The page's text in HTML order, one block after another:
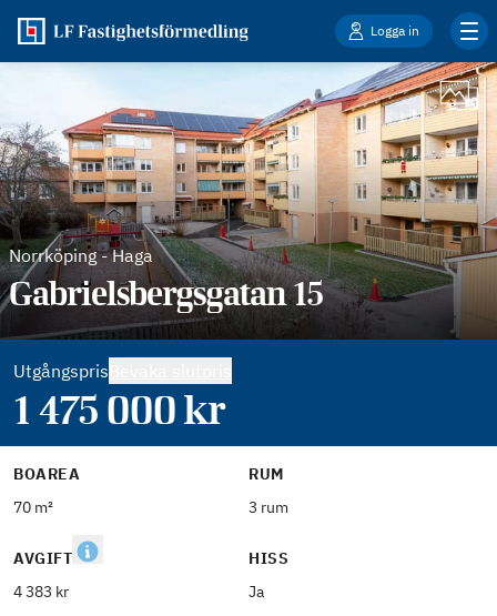
Logga in
Norrköping-Haga
Gabrielsbergsgatan 15
Utgångspris
1 475 000kr
BOAREA
70 m²
RUM
3 rum
AVGIFT
4 383 kr
HISS
Ja